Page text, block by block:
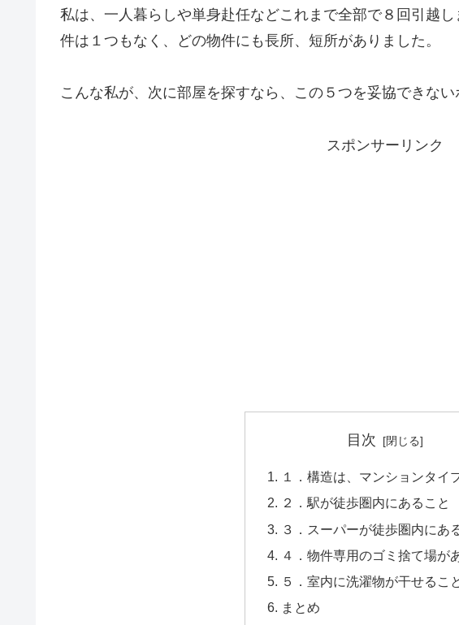
私は、一人暮らしや単身赴任などこれまで全部で８回引越
件は １つもなく、どの物件にも長所、短所がありました。
こんな私が、 次に部屋を探すなら、この５つを妥協できない
スポンサーリンク
目次
１．構造は、マンションタイ
２．駅が徒歩圏内にあること
３．スーパーが徒歩圏内にあ
４．物件専用のゴミ捨て場が
５．室内に洗濯物が干せるこ
まとめ